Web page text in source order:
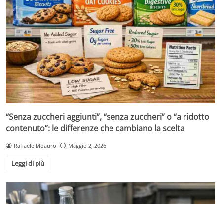
“Senza zuccheri aggiunti”, “senza zuccheri” o “a ridotto
contenuto”: le differenze che cambiano la scelta
Raffaele Moauro Maggio 2, 2026
Leggi di più